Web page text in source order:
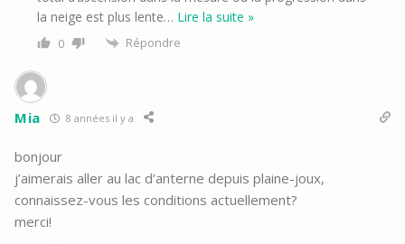
la neige est plus lente… Lire la suite »
0 Répondre
Mia 8 années il y a
bonjour
j’aimerais aller au lac d’anterne depuis plaine-joux,
connaissez-vous les conditions actuellement?
merci!